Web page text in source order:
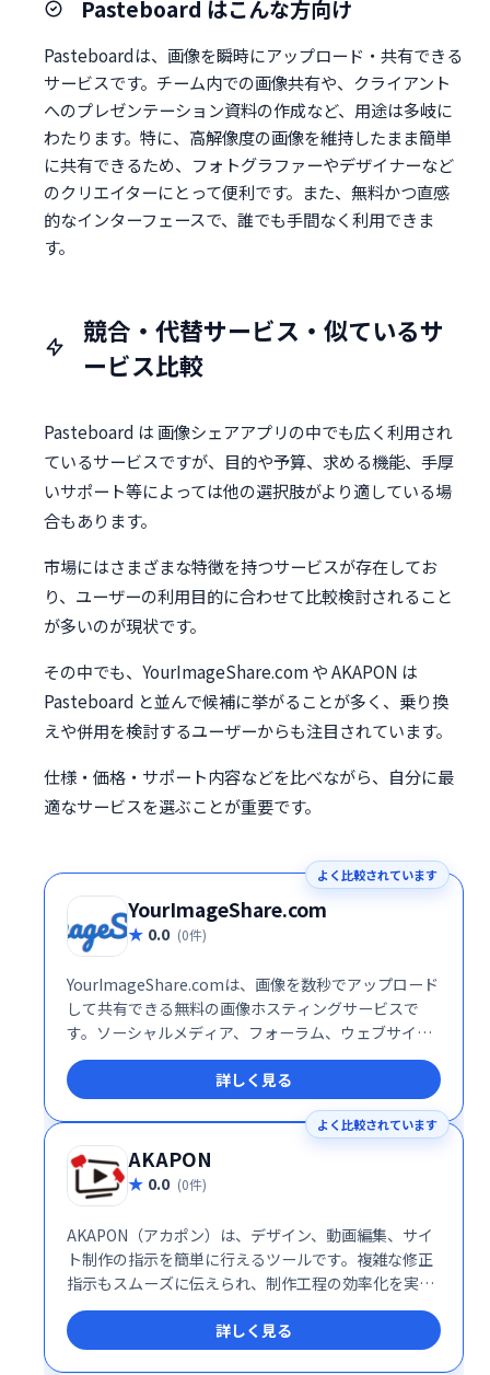
Pasteboard はこんな方向け
Pasteboardは、画像を瞬時にアップロード・共有できる
サービスです。チーム内での画像共有や、クライアント
へのプレゼンテーション資料の作成など、用途は多岐に
わたります。特に、高解像度の画像を維持したまま簡単
に共有できるため、フォトグラファーやデザイナーなど
のクリエイターにとって便利です。また、無料かつ直感
的なインターフェースで、誰でも手間なく利用できま
す。
競合・代替サービス・似ているサ
ービス比較
Pasteboard は 画像シェアアプリの中でも広く利用され
ているサービスですが、目的や予算、求める機能、手厚
いサポート等によっては他の選択肢がより適している場
合もあります。
市場にはさまざまな特徴を持つサービスが存在してお
り、ユーザーの利用目的に合わせて比較検討されること
が多いのが現状です。
その中でも、YourImageShare.com や AKAPON は
Pasteboard と並んで候補に挙がることが多く、乗り換
えや併用を検討するユーザーからも注目されています。
仕様・価格・サポート内容などを比べながら、自分に最
適なサービスを選ぶことが重要です。
よく比較されています
YourImageShare.com
0.0 (0件)
YourImageShare.comは、画像を数秒でアップロード
して共有できる無料の画像ホスティングサービスで
す。ソーシャルメディア、フォーラム、ウェブサイト
など、様々な場所への画像共有が簡単にできます。手
軽で迅速な画像共有をお探しの方に最適です。
詳しく見る
よく比較されています
AKAPON
0.0 (0件)
AKAPON（アカポン）は、デザイン、動画編集、サイ
ト制作の指示を簡単に行えるツールです。複雑な修正
指示もスムーズに伝えられ、制作工程の効率化を実現
します。面倒なやり取りを簡素化し、よりスムーズな
制作ワークフローを構築できます。
詳しく見る